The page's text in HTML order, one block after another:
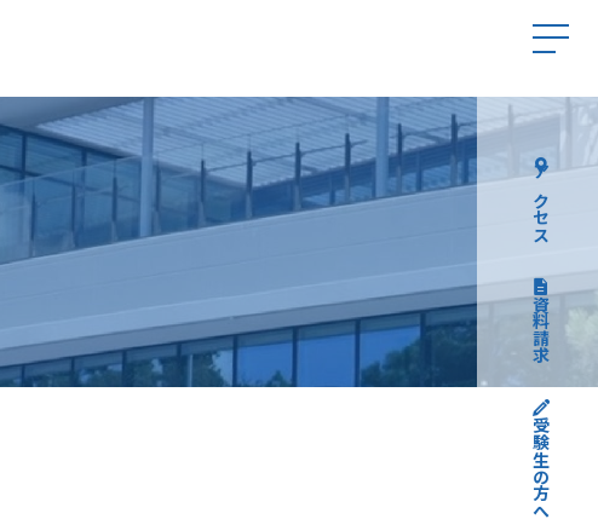
アクセス
資料請求
受験生の方へ